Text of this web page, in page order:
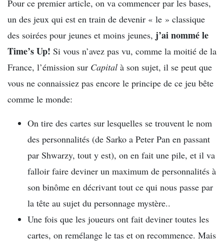
Pour ce premier article, on va commencer par les bases,
un des jeux qui est en train de devenir « le » classique
des soirées pour jeunes et moins jeunes, j’ai nommé le
Time’s Up! Si vous n’avez pas vu, comme la moitié de la
France, l’émission sur Capital à son sujet, il se peut que
vous ne connaissiez pas encore le principe de ce jeu bête
comme le monde:
On tire des cartes sur lesquelles se trouvent le nom
des personnalités (de Sarko a Peter Pan en passant
par Shwarzy, tout y est), on en fait une pile, et il va
falloir faire deviner un maximum de personnalités à
son binôme en décrivant tout ce qui nous passe par
la tête au sujet du personnage mystère..
Une fois que les joueurs ont fait deviner toutes les
cartes, on remélange le tas et on recommence. Mais